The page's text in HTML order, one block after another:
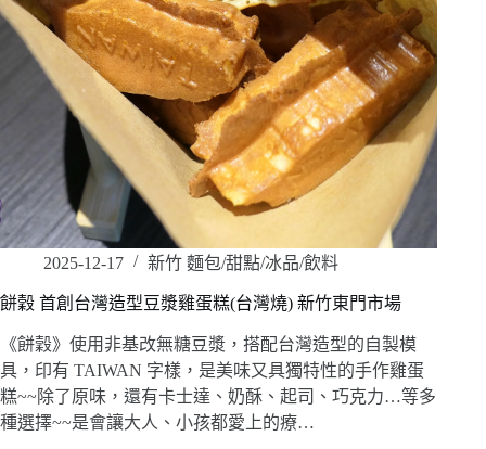
2025-12-17 新竹 麵包/甜點/冰品/飲料
餅穀 首創台灣造型豆漿雞蛋糕(台灣燒) 新竹東門市場
《餅穀》使用非基改無糖豆漿，搭配台灣造型的自製模
具，印有 TAIWAN 字樣，是美味又具獨特性的手作雞蛋
糕~~除了原味，還有卡士達、奶酥、起司、巧克力…等多
種選擇~~是會讓大人、小孩都愛上的療…